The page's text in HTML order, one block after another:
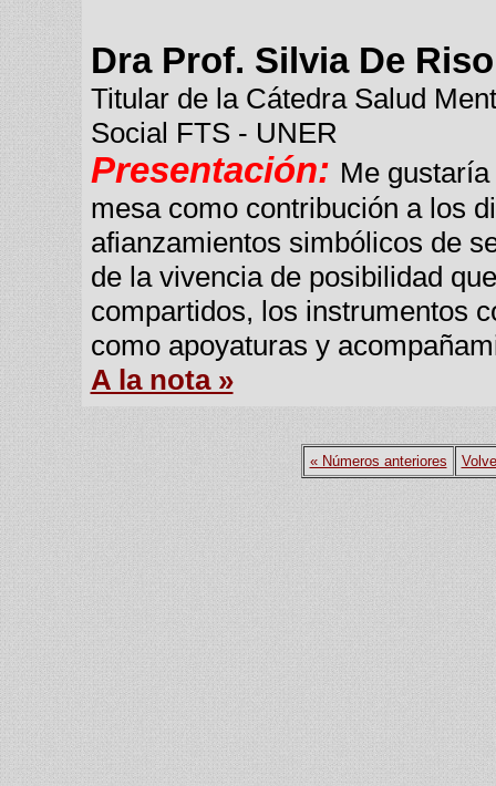
Dra Prof. Silvia De Riso
Titular de la Cátedra Salud
Social FTS - UNER
Presentación: Me
mesa como contribución a los
afianzamientos simbólicos de
de la vivencia de posibilidad
compartidos, los instrumentos
como apoyaturas y
A la nota »
« Números anteriores